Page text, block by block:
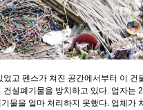
고 펜스가 쳐진 공간에서부터 이
설폐기물을 방치하고 있다. 업자는
물을 얼마 처리하지 못했다. 업체가